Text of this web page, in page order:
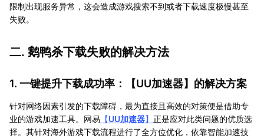
限制出现服务异常，这会造成游戏搜索不到或者下载速度极慢甚至
失败。
二. 鹅鸭杀下载失败的解决方法
1. 一键提升下载成功率：【UU加速器】的解决方案
针对网络因素引发的下载障碍，最为直接且高效的对策便是借助专
业的游戏加速工具。网易 【UU加速器】 正是应对此类问题的优质选
择。其针对海外游戏下载流程进行了全方位优化，依靠智能加速技